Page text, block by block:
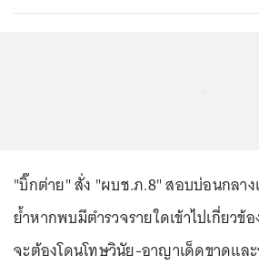
"บิ๊กต่าย" สั่ง "ผบช.ภ.8" สอบบ่อนกลาง
ย้ำหากพบมีตำรวจรายใดเข้าไปเกี่ยวข้
จะต้องโดนโทษวินัย-อาญาเด็ดขาดแล